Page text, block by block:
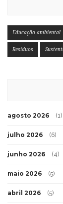
Educação ambiental
Resíduos
agosto 2026 (1)
julho 2026 (6)
junho 2026 (4)
maio 2026 (5)
abril 2026 (5)